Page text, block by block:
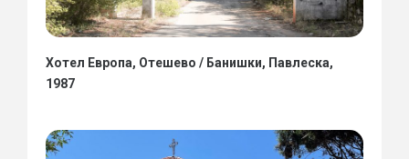
Хотел Европа, Отешево / Банишки, Павлеска,
1987